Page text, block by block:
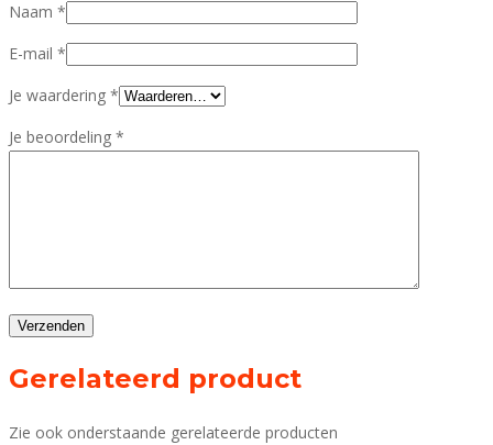
Naam *
E-mail *
Je waardering *
Je beoordeling *
Gerelateerd product
Zie ook onderstaande gerelateerde producten